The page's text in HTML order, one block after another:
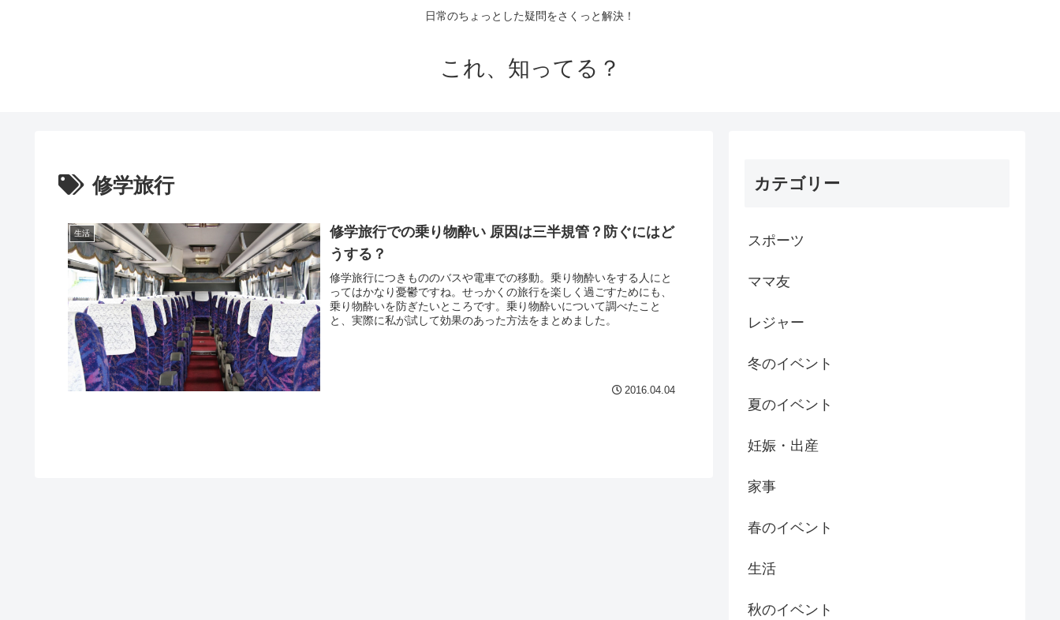
日常のちょっとした疑問をさくっと解決！
これ、知ってる？
修学旅行
生活
修学旅行での乗り物酔い 原因は三半規管？防ぐにはど
うする？
修学旅行につきもののバスや電車での移動。乗り物酔いをする人にと
ってはかなり憂鬱ですね。せっかくの旅行を楽しく過ごすためにも、
乗り物酔いを防ぎたいところです。乗り物酔いについて調べたこと
と、実際に私が試して効果のあった方法をまとめました。
2016.04.04
カテゴリー
スポーツ
ママ友
レジャー
冬のイベント
夏のイベント
妊娠・出産
家事
春のイベント
生活
秋のイベント